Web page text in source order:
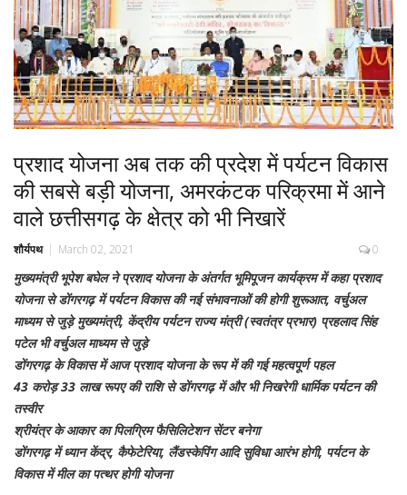
प्रशाद योजना अब तक की प्रदेश में पर्यटन विकास
की सबसे बड़ी योजना, अमरकंटक परिक्रमा में आने
वाले छत्तीसगढ़ के क्षेत्र को भी निखारें
शौर्यपथ March 02, 2021 0
मुख्यमंत्री भूपेश बघेल ने प्रशाद योजना के अंतर्गत भूमिपूजन कार्यक्रम में कहा प्रशाद
योजना से डोंगरगढ़ में पर्यटन विकास की नई संभावनाओं की होगी शुरूआत, वर्चुअल
माध्यम से जुड़े मुख्यमंत्री, केंद्रीय पर्यटन राज्य मंत्री (स्वतंत्र प्रभार) प्रहलाद सिंह
पटेल भी वर्चुअल माध्यम से जुड़े
डोंगरगढ़ के विकास में आज प्रशाद योजना के रूप में की गई महत्वपूर्ण पहल
43 करोड़ 33 लाख रूपए की राशि से डोंगरगढ़ में और भी निखरेगी धार्मिक पर्यटन की
तस्वीर
श्रीयंत्र के आकार का पिलग्रिम फैसिलिटेशन सेंटर बनेगा
डोंगरगढ़ में ध्यान केंद्र, कैफेटेरिया, लैंडस्केपिंग आदि सुविधा आरंभ होगी, पर्यटन के
विकास में मील का पत्थर होगी योजना